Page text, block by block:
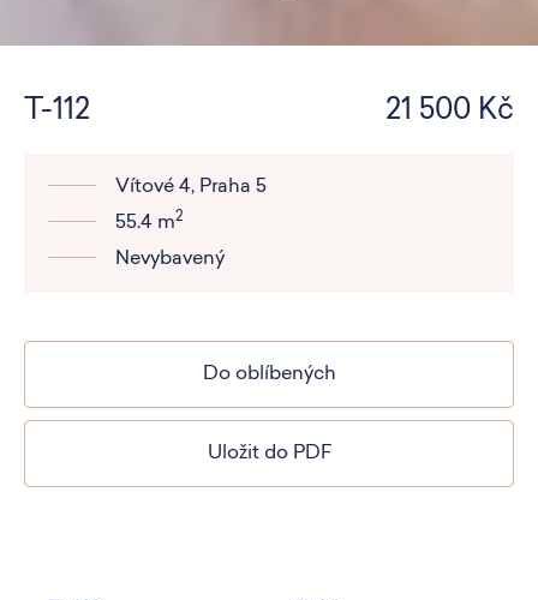
T-112 21 500 Kč
Vítové 4, Praha 5
55.4 m2
Nevybavený
Do oblíbených
Uložit do PDF